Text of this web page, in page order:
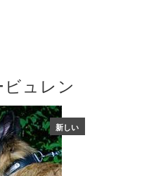
ビュレン
新しい